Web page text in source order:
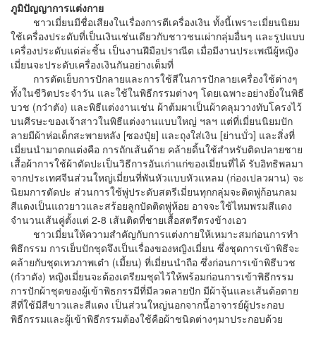
ภูมิปัญญาการแต่งกาย
ชาวเมี่ยนมีชื่อเสียงในเรื่องการตีเครื่องเงิน ทั้งนี้เพราะเมี่ยนนิยม
ใช้เครื่องประดับที่เป็นเงินเช่นเดียวกับชาวชนเผ่ากลุ่มอื่นๆ และรูปแบบ
เครื่องประดับแต่ล่ะชิ้น เป็นงานฝีมือปราณีต เมื่อมีงานประเพณีผู้หญิง
เมี่ยนจะประดับเครื่องเงินกันอย่างเต็มที่
การตัดเย็บการปักลายและการใช้สีในการปักลายเครื่องใช้ต่างๆ
ทั้งในชีวิตประจำวัน และใช้ในพิธีกรรมต่างๆ โดยเฉพาะอย่างยิ่งในพิธี
บวช (กว๋าตัง) และพิธีแต่งงานเช่น ผ้าต้มผาเป็นผ้าคลุมวางทับโครงไว้
บนศีรษะของเจ้าสาวในพิธีแต่งงานแบบใหญ่ ฯลฯ แต่ที่เมี่ยนนิยมปัก
ลายมีผ้าห่อเด็กสะพายหลัง [ซองปุ๋ย] และถุงใส่เงิน [ย่านบั่ว] และสิ่งที่
เมี่ยนนำมาตกแต่งคือ การถักเส้นด้าย คล้ายดิ้นใช้สำหรับติดปลายชาย
เสื้อผ้าการใช้ผ้าตัดปะเป็นวิธีการอันเก่าแก่ของเมี่ยนที่ได้ รับอิทธิพลมา
จากประเทศจีนส่วนใหญ่เมี่ยนที่พันหัวแบบหัวแหลม (ก่องเปลวผาน) จะ
นิยมการตัดปะ ส่วนการใช้พู่ประดับสตรีเมี่ยนทุกกลุ่มจะติดพู่ก้อนกลม
สีแดงเป็นแถวยาวและสร้อยลูกปัดติดพู่ห้อย อาจจะใช้ไหมพรมสีแดง
จำนวนเส้นคู่ตั้งแต่ 2-8 เส้นติดที่ชายเสื้อสตรีตรงข้างเอว
ชาวเมี่ยนให้ความสำคัญกับการแต่งกายให้เหมาะสมก่อนการทำ
พิธีกรรม การเย็บปักชุดจึงเป็นเรื่องของหญิงเมี่ยน ซึ่งชุดการเข้าพิธีจะ
คล้ายกับชุดเทวภาพเต๋า (เมี้ยน) ที่เมี่ยนนำถือ ซึ่งก่อนการเข้าพิธีบวช
(ก๋วาตัง) หญิงเมี่ยนจะต้องเตรียมชุดไว้ให้พร้อมก่อนการเข้าพิธีกรรม
การปักผ้าชุดของผู้เข้าพิธกรรมีที่มีลวดลายปัก มีผ้าจุ้นและเส้นต้อตาย
สีที่ใช้มีสีขาวและสีแดง เป็นส่วนใหญ่นอกจากนี้อาจารย์ผู้ประกอบ
พิธีกรรมและผู้เข้าพิธีกรรมต้องใช้คือผ้าชนิดต่างๆมาประกอบด้วย